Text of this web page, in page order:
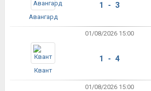
Авангард
1 - 3
01/08/2026 15:00
Квант
1 - 4
01/08/2026 15:00